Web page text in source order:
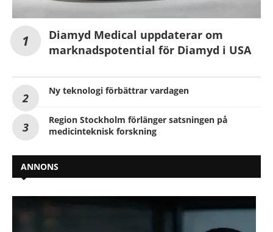
Diamyd Medical uppdaterar om
marknadspotential för Diamyd i USA
Ny teknologi förbättrar vardagen
Region Stockholm förlänger satsningen på
medicinteknisk forskning
ANNONS